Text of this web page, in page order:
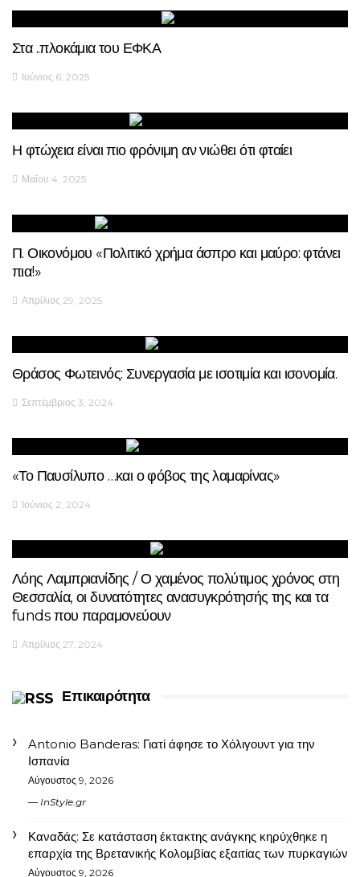
Στα ..πλοκάμια του ΕΦΚΑ
Ιούνιος 6, 2025
Η φτώχεια είναι πιο φρόνιμη αν νιώθει ότι φταίει
Μαΐου 4, 2025
Π. Οικονόμου «Πολιτικό χρήμα άσπρο και μαύρο: φτάνει
πια!»
Απρίλιος 29, 2025
Θράσος Φωτεινός: Συνεργασία με ισοτιμία και ισονομία.
Σεπτέμβριος 3, 2024
«Το Παυσίλυπο …και ο φόβος της λαμαρίνας»
Ιούνιος 2, 2024
Λόης Λαμπριανίδης / Ο χαμένος πολύτιμος χρόνος στη
Θεσσαλία, οι δυνατότητες ανασυγκρότησής της και τα
funds που παραμονεύουν
Απρίλιος 27, 2024
Επικαιρότητα
Antonio Banderas: Γιατί άφησε το Χόλιγουντ για την
Ισπανία
Αύγουστος 9, 2026
InStyle.gr
Καναδάς: Σε κατάσταση έκτακτης ανάγκης κηρύχθηκε η
επαρχία της Βρετανικής Κολομβίας εξαιτίας των πυρκαγιών
Αύγουστος 9, 2026